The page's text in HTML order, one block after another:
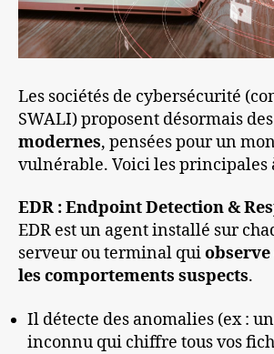
Les sociétés de cybersécurité
SWALI) proposent désormais des
modernes, pensées pour un
vulnérable. Voici les principales
EDR : Endpoint Detection &
EDR est un agent installé sur
serveur ou terminal qui
les comportements suspects.
Il détecte des anomalies (ex :
inconnu qui chiffre tous vos